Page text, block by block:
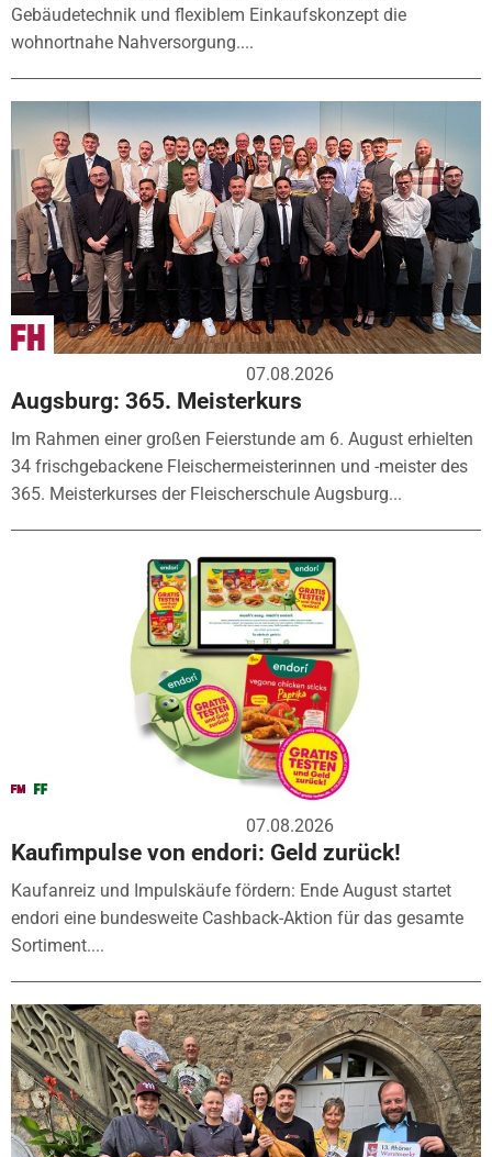
Gebäudetechnik und flexiblem Einkaufskonzept die
wohnortnahe Nahversorgung....
07.08.2026
Augsburg: 365. Meisterkurs
Im Rahmen einer großen Feierstunde am 6. August erhielten
34 frischgebackene Fleischermeisterinnen und -meister des
365. Meisterkurses der Fleischerschule Augsburg...
07.08.2026
Kaufimpulse von endori: Geld zurück!
Kaufanreiz und Impulskäufe fördern: Ende August startet
endori eine bundesweite Cashback-Aktion für das gesamte
Sortiment....